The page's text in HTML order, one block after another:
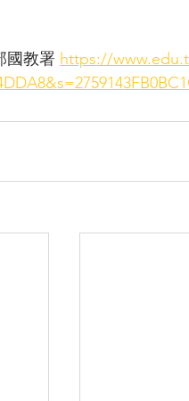
國教署 https://